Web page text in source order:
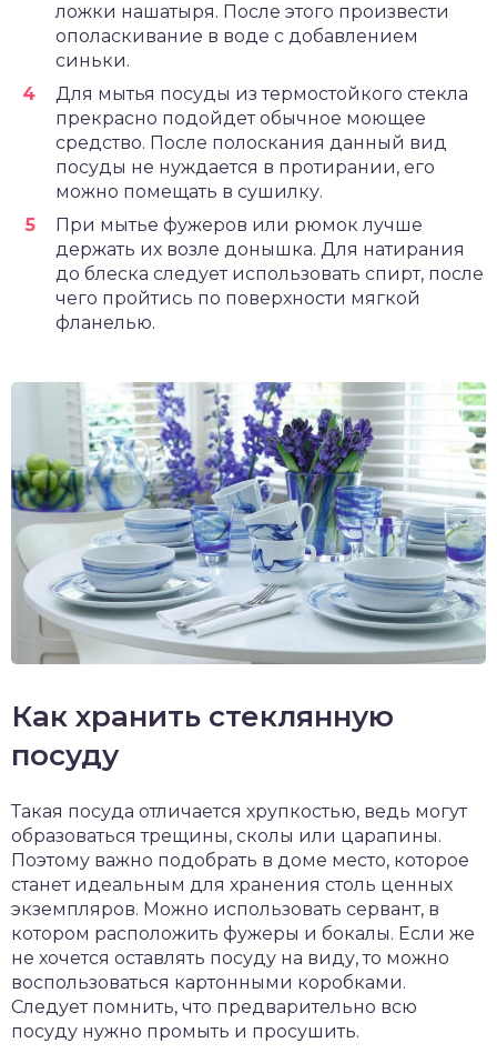
ложки нашатыря. После этого произвести
ополаскивание в воде с добавлением
синьки.
Для мытья посуды из термостойкого стекла
прекрасно подойдет обычное моющее
средство. После полоскания данный вид
посуды не нуждается в протирании, его
можно помещать в сушилку.
При мытье фужеров или рюмок лучше
держать их возле донышка. Для натирания
до блеска следует использовать спирт, после
чего пройтись по поверхности мягкой
фланелью.
Как хранить стеклянную
посуду
Такая посуда отличается хрупкостью, ведь могут
образоваться трещины, сколы или царапины.
Поэтому важно подобрать в доме место, которое
станет идеальным для хранения столь ценных
экземпляров. Можно использовать сервант, в
котором расположить фужеры и бокалы. Если же
не хочется оставлять посуду на виду, то можно
воспользоваться картонными коробками.
Следует помнить, что предварительно всю
посуду нужно промыть и просушить.